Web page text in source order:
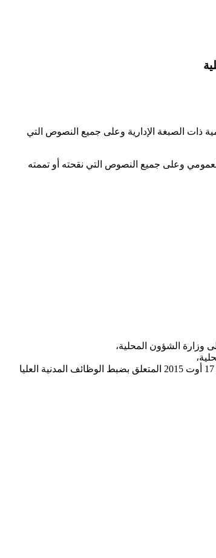
والمؤسسات العمومية ذات الصبغة الإدارية وعلى جميع النصوص التي
في القطاع العمومي وعلى جميع النصوص التي نقحته أو تممته
وزارة الشؤون المحلية،
تعيين الأعوان الراجعين بالنظر إلى وزارة الشؤون المحلية في الخطط الوظيفية المنصوص عليها بالفصل 4 من القانون عدد 33 لسنة 2015 المؤرخ في 17 أوت 2015 المتعلق بضبط الوظائف المدنية العليا